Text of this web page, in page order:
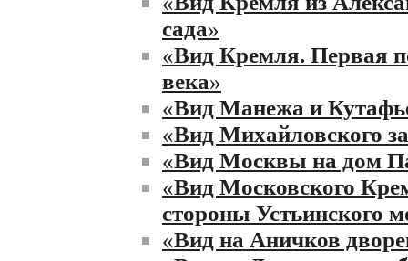
сада»
«Вид Кремля. Первая
века»
«Вид Манежа и
«Вид Михайловского
«Вид Москвы на дом
«Вид Московского
стороны Устьинского
«Вид на Аничков